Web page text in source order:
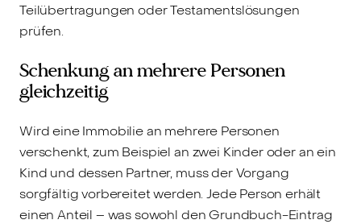
Teilübertragungen oder Testamentslösungen
prüfen.
Schenkung an mehrere Personen
gleichzeitig
Wird eine Immobilie an mehrere Personen
verschenkt, zum Beispiel an zwei Kinder oder an ein
Kind und dessen Partner, muss der Vorgang
sorgfältig vorbereitet werden. Jede Person erhält
einen Anteil – was sowohl den Grundbuch-Eintrag